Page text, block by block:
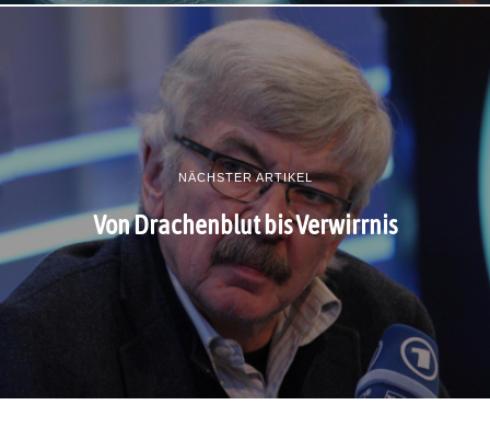
NÄCHSTER ARTIKEL
Von Drachenblut bis Verwirrnis